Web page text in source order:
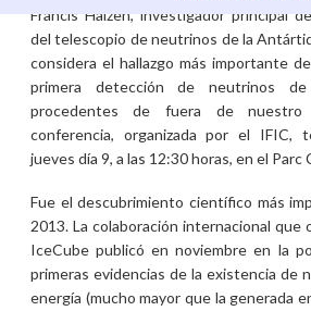
Francis Halzen, investigador principal
del telescopio de neutrinos de la
considera el hallazgo más importante
primera detección de neutrinos
procedentes de fuera de nuestro
conferencia, organizada por el IFIC,
jueves día 9, a las 12:30 horas, en el Parc
Fue el descubrimiento científico más
2013. La colaboración internacional que
IceCube publicó en noviembre en la
primeras evidencias de la existencia de
energía (mucho mayor que la generada